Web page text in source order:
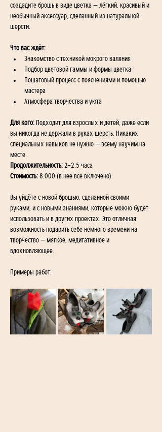
создадите брошь в виде цветка — лёгкий, красивый и
необычный аксессуар, сделанный из натуральной
шерсти.
Что вас ждёт:
Знакомство с техникой мокрого валяния
Подбор цветовой гаммы и формы цветка
Пошаговый процесс с пояснениями и помощью
мастера
Атмосфера творчества и уюта
Для кого:
Подходит для взрослых и детей, даже если
вы никогда не держали в руках шерсть. Никаких
специальных навыков не нужно — всему научим на
месте.
Продолжительность: 2–2,5 часа
Стоимость: 8.000 (в нее всё включено)
Вы уйдёте с новой брошью, сделанной своими
руками, и с новыми знаниями, которые можно будет
использовать и в других проектах. Это отличная
возможность подарить себе немного времени на
творчество — мягкое, медитативное и
вдохновляющее.
Примеры работ: